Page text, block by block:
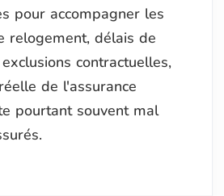
pour accompagner les
relogement, délais de
contractuelles,
de l'assurance
pourtant souvent mal